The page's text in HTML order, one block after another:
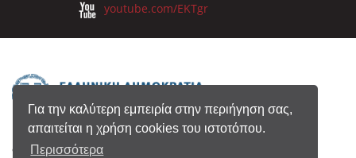
Για την καλύτερη εμπειρία στην περιήγηση σας,
απαιτείται η χρήση cookies του ιστοτόπου.
Περισσότερα
youtube.com/EKTgr
© 2026 Eθνικό Κέντρο Τεκμηρίωσης